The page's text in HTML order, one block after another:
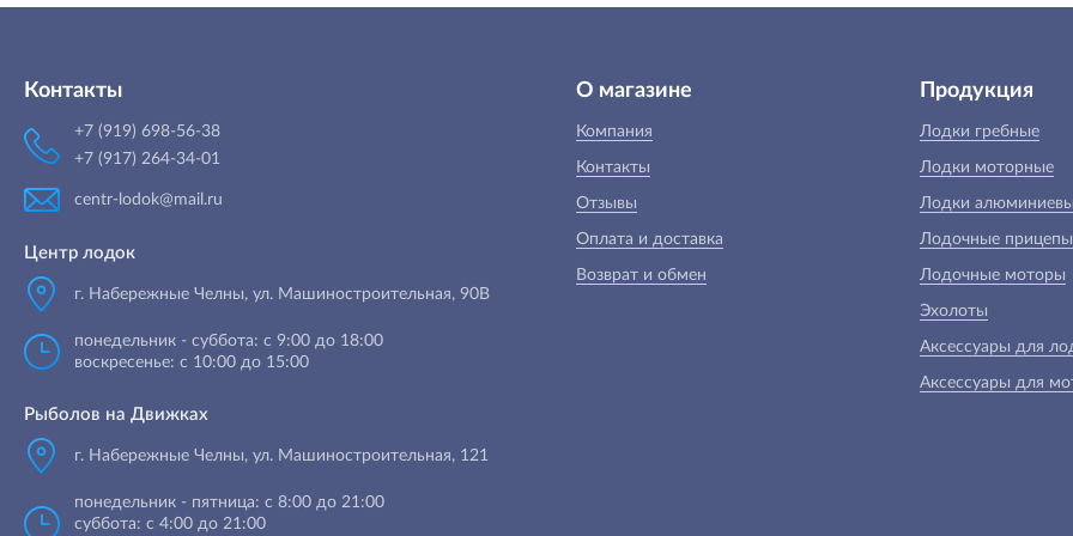
Контакты
+7 (919) 698-56-38
+7 (917) 264-34-01
centr-lodok@mail.ru
Центр лодок
г. Набережные Челны, ул. Машиностроительная, 90B
понедельник - суббота: с 9:00 до 18:00
воскресенье: с 10:00 до 15:00
Рыболов на Движках
г. Набережные Челны, ул. Машиностроительная, 121
понедельник - пятница: с 8:00 до 21:00
суббота: с 4:00 до 21:00
О магазине
Компания
Контакты
Отзывы
Оплата и доставка
Возврат и обмен
Продукция
Лодки гребные
Лодки моторные
Лодки
Лодочные прицепы
Лодочные моторы
Эхолоты
Аксессуары для
Аксессуары для